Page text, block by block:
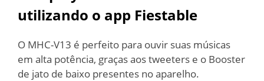
utilizando o app Fiestable
O MHC-V13 é perfeito para ouvir suas músicas
em alta potência, graças aos tweeters e o Booster
de jato de baixo presentes no aparelho.